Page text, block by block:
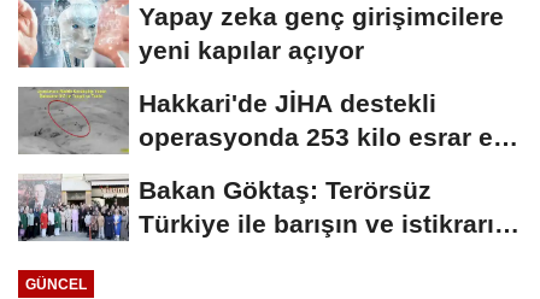
Yapay zeka genç girişimcilere
yeni kapılar açıyor
Hakkari'de JİHA destekli
operasyonda 253 kilo esrar ele
Bakan Göktaş: Terörsüz
Türkiye ile barışın ve istikrarın
GÜNCEL